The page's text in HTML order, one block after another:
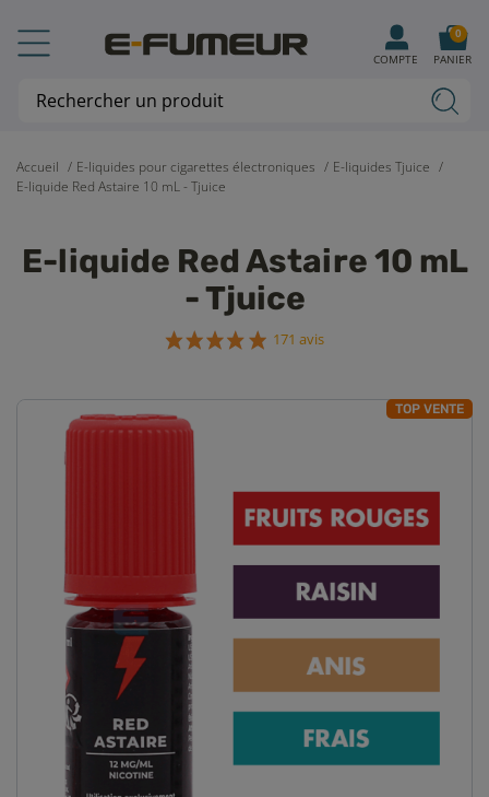
Accueil E-liquides pour cigarettes électroniques
E-liquides Tjuice
E-liquide Red Astaire 10 mL - Tjuice
E-liquide Red Astaire 10 mL
- Tjuice
171 avis
TOP VENTE
COMPTE PANIER
0